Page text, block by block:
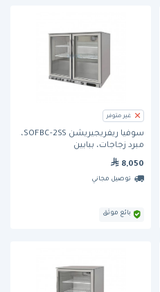
غير متوفر
سوفيا ريفريجيريشن SOFBC-2SS،
مبرد زجاجات، ببابين
8,050
توصيل مجاني
بائع موثق